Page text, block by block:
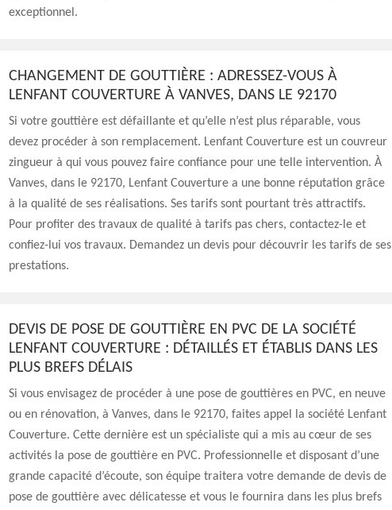
exceptionnel.
CHANGEMENT DE GOUTTIÈRE : ADRESSEZ-VOUS À
LENFANT COUVERTURE À VANVES, DANS LE 92170
Si votre gouttière est défaillante et qu’elle n’est plus réparable, vous
devez procéder à son remplacement. Lenfant Couverture est un couvreur
zingueur à qui vous pouvez faire confiance pour une telle intervention. À
Vanves, dans le 92170, Lenfant Couverture a une bonne réputation grâce
à la qualité de ses réalisations. Ses tarifs sont pourtant très attractifs.
Pour profiter des travaux de qualité à tarifs pas chers, contactez-le et
confiez-lui vos travaux. Demandez un devis pour découvrir les tarifs de ses
prestations.
DEVIS DE POSE DE GOUTTIÈRE EN PVC DE LA SOCIÉTÉ
LENFANT COUVERTURE : DÉTAILLÉS ET ÉTABLIS DANS LES
PLUS BREFS DÉLAIS
Si vous envisagez de procéder à une pose de gouttières en PVC, en neuve
ou en rénovation, à Vanves, dans le 92170, faites appel la société Lenfant
Couverture. Cette dernière est un spécialiste qui a mis au cœur de ses
activités la pose de gouttière en PVC. Professionnelle et disposant d’une
grande capacité d’écoute, son équipe traitera votre demande de devis de
pose de gouttière avec délicatesse et vous le fournira dans les plus brefs